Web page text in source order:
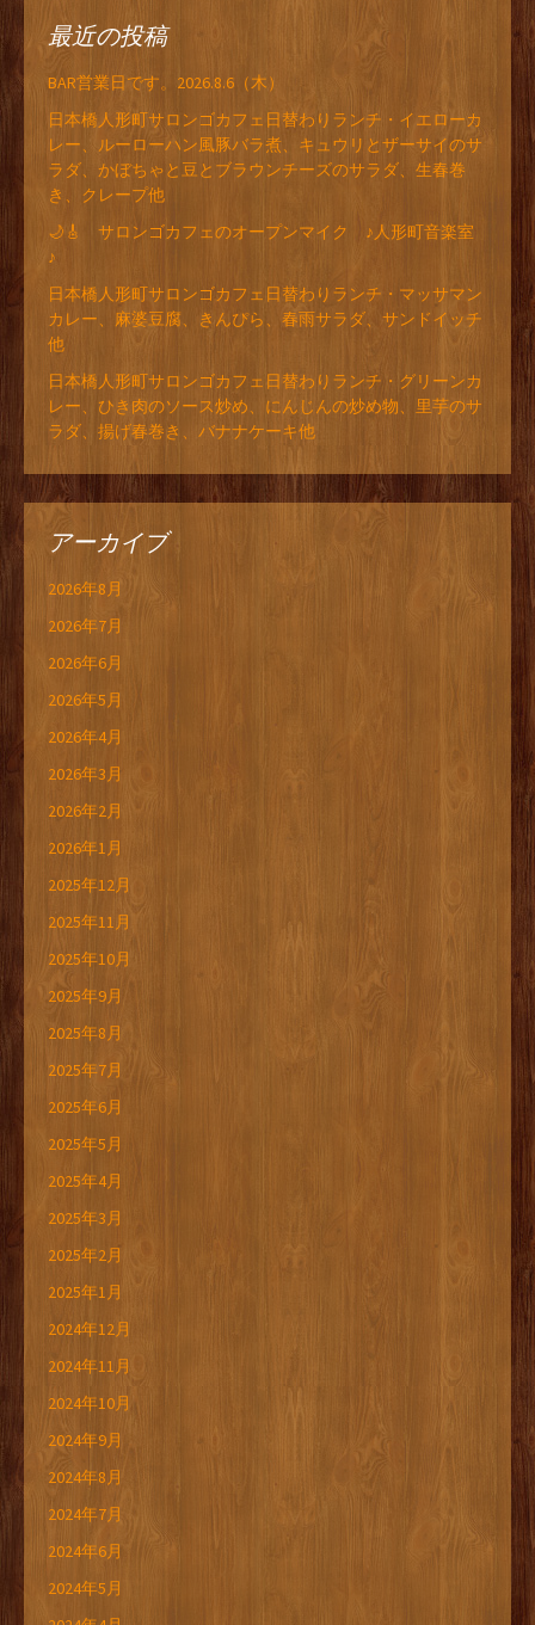
最近の投稿
BAR営業日です。2026.8.6（木）
日本橋人形町サロンゴカフェ日替わりランチ・イエローカ
レー、ルーローハン風豚バラ煮、キュウリとザーサイのサ
ラダ、かぼちゃと豆とブラウンチーズのサラダ、生春巻
き、クレープ他
🌙🎸 サロンゴカフェのオープンマイク ♪人形町音楽室
♪
日本橋人形町サロンゴカフェ日替わりランチ・マッサマン
カレー、麻婆豆腐、きんぴら、春雨サラダ、サンドイッチ
他
日本橋人形町サロンゴカフェ日替わりランチ・グリーンカ
レー、ひき肉のソース炒め、にんじんの炒め物、里芋のサ
ラダ、揚げ春巻き、バナナケーキ他
アーカイブ
2026年8月
2026年7月
2026年6月
2026年5月
2026年4月
2026年3月
2026年2月
2026年1月
2025年12月
2025年11月
2025年10月
2025年9月
2025年8月
2025年7月
2025年6月
2025年5月
2025年4月
2025年3月
2025年2月
2025年1月
2024年12月
2024年11月
2024年10月
2024年9月
2024年8月
2024年7月
2024年6月
2024年5月